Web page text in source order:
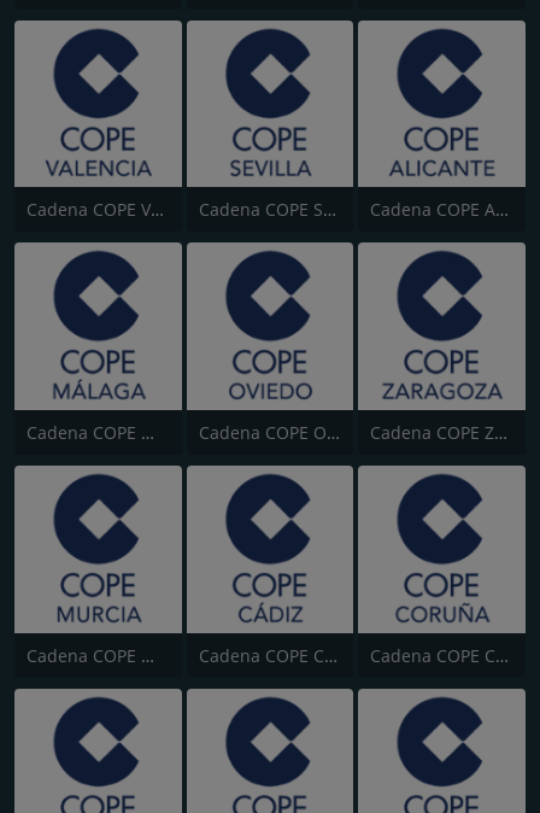
Cadena COPE Valencia Cadena COPE Sevilla Cadena COPE Alicante
Cadena COPE Málaga Cadena COPE Oviedo Cadena COPE Zaragoza
Cadena COPE Murcia Cadena COPE Cádiz Cadena COPE Coruña